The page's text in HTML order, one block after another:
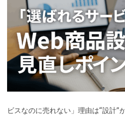
ビスなのに売れない」理由は“設計”